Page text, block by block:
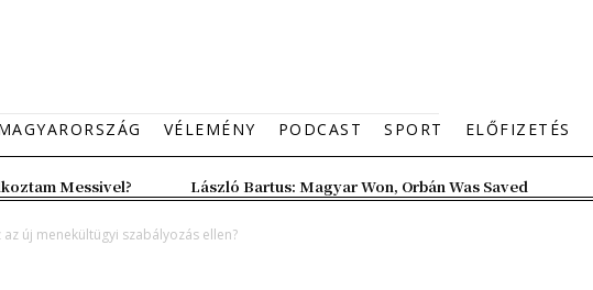
VÉLEMÉNY PODCAST SPORT ELŐFIZETÉS
Messivel? László Bartus: Magyar Won, Orbán Was Saved
az új menekültügyi szabályozás ellen?